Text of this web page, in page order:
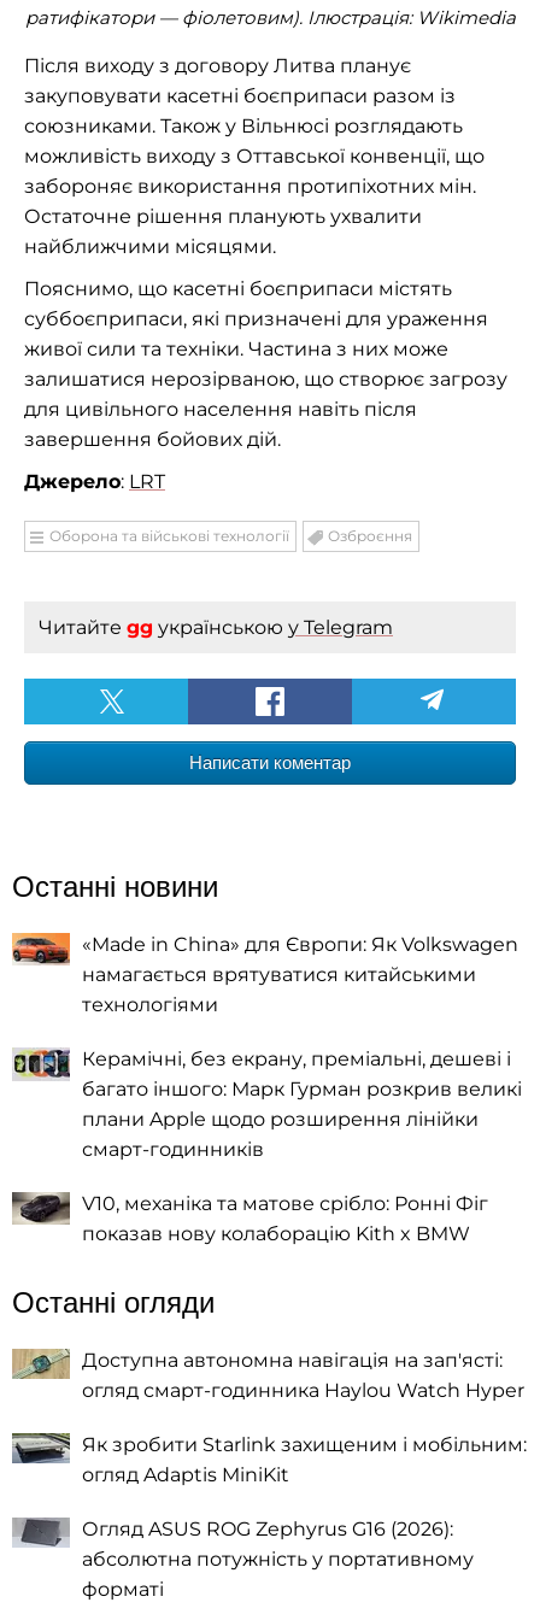
ратифікатори — фіолетовим). Ілюстрація: Wikimedia
Після виходу з договору Литва планує
закуповувати касетні боєприпаси разом із
союзниками. Також у Вільнюсі розглядають
можливість виходу з Оттавської конвенції, що
забороняє використання протипіхотних мін.
Остаточне рішення планують ухвалити
найближчими місяцями.
Пояснимо, що касетні боєприпаси містять
суббоєприпаси, які призначені для ураження
живої сили та техніки. Частина з них може
залишатися нерозірваною, що створює загрозу
для цивільного населення навіть після
завершення бойових дій.
Джерело: LRT
Оборона та військові технології Озброєння
Читайте gg українською у Telegram
Написати коментар
Останні новини
«Made in China» для Європи: Як Volkswagen
намагається врятуватися китайськими
технологіями
Керамічні, без екрану, преміальні, дешеві і
багато іншого: Марк Гурман розкрив великі
плани Apple щодо розширення лінійки
смарт-годинників
V10, механіка та матове срібло: Ронні Фіг
показав нову колаборацію Kith x BMW
Останні огляди
Доступна автономна навігація на зап'ясті:
огляд смарт-годинника Haylou Watch Hyper
Як зробити Starlink захищеним і мобільним:
огляд Adaptis MiniKit
Огляд ASUS ROG Zephyrus G16 (2026):
абсолютна потужність у портативному
форматі